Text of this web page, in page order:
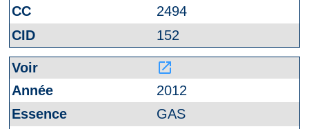
2494
152
launch
2012
GAS